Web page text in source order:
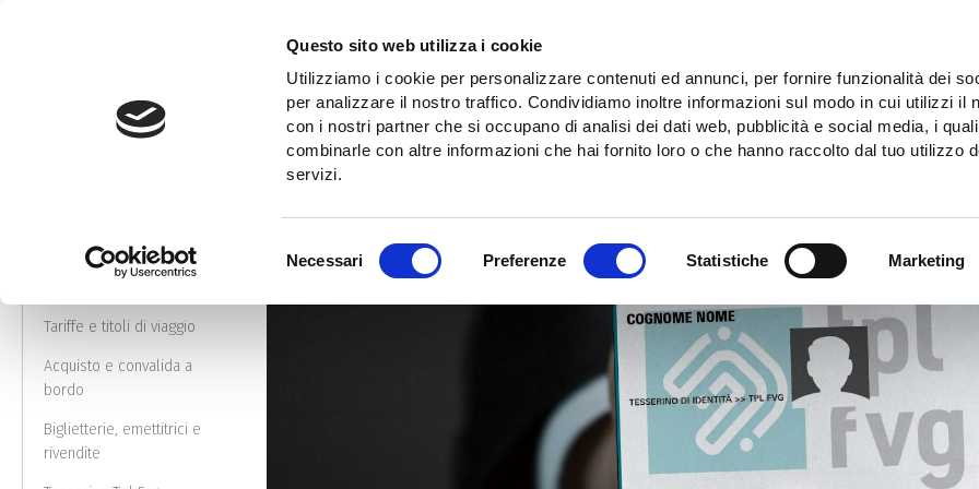
Questo sito web utilizza i cookie
Utilizziamo i cookie per personalizzare contenuti ed annunci, per fornire funzionalità dei
per analizzare il nostro traffico. Condividiamo inoltre informazioni sul modo in cui utilizzi il
con i nostri partner che si occupano di analisi dei dati web, pubblicità e social media, i
combinarle con altre informazioni che hai fornito loro o che hanno raccolto dal tuo utilizzo
servizi.
del
Necessari Preferenze Statistiche Marketing
Rilascio titoli di viaggio ai familiari conviventi dei dipendenti Tesserino Tpl Fvg
Linee, percorsi e orari
Tariffe e titoli di viaggio
Acquisto e convalida a
bordo
Biglietterie, emettitrici e
rivendite